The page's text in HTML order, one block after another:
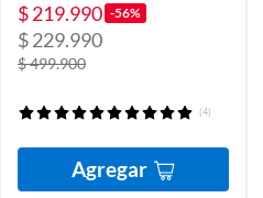
$ 219.990 -56%
$ 229.990
$ 499.900
(4)
Agregar